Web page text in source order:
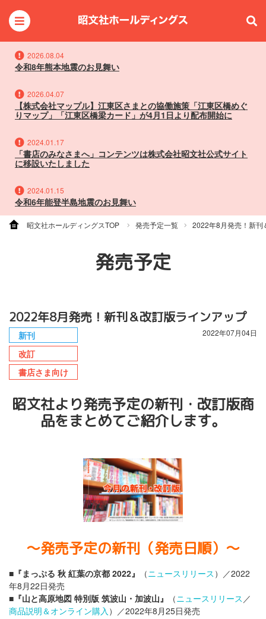
2026.08.04
令和8年熊本地震のお見舞い
2026.04.07
【株式会社マップル】江東区さまとの協働施策「江東区橋めぐ
りマップ」「江東区橋梁カード」が4月1日より配布開始に
2024.01.17
「書店のみなさまへ」コンテンツは株式会社昭文社公式サイト
に移設いたしました
2024.01.15
令和6年能登半島地震のお見舞い
昭文社ホールディングスTOP 発売予定一覧 2022年8月発売！新刊
発売予定
2022年8月発売！新刊＆改訂版ラインアップ
新刊
改訂
書店さま向け
2022年07月04日
昭文社より発売予定の新刊・改訂版商
品をまとめてご紹介します。
〜発売予定の新刊（発売日順）〜
■『まっぷる 秋 紅葉の京都 2022』 （ニュースリリース ）／2022
年8月22日発売
■『山と高原地図 特別版 筑波山・加波山』
（ニュースリリース ／
商品説明＆オンライン購入 ）／2022年8月25日発売